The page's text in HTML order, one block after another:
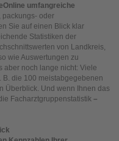
umfangreiche
packungs- oder
Sie auf einen Blick klar
Statistiken der
von Landkreis,
wie Auswertungen zu
aber noch lange nicht: Viele
die 100 meistabgegebenen
Überblick. Und wenn Ihnen das
Facharztgruppenstatistik –